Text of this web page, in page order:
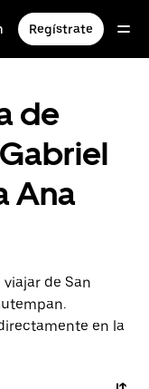
Regístrate
de
Ana
de San
en la